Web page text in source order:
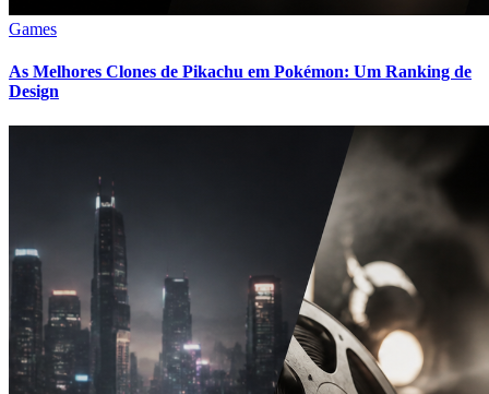
Games
As Melhores Clones de Pikachu em Pokémon: Um Ranking de
Design